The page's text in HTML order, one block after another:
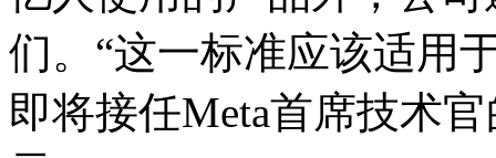
们。“这一标准应该适用
即将接任Meta首席技术